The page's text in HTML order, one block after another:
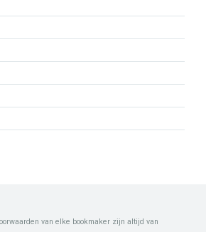
van elke bookmaker zijn altijd van